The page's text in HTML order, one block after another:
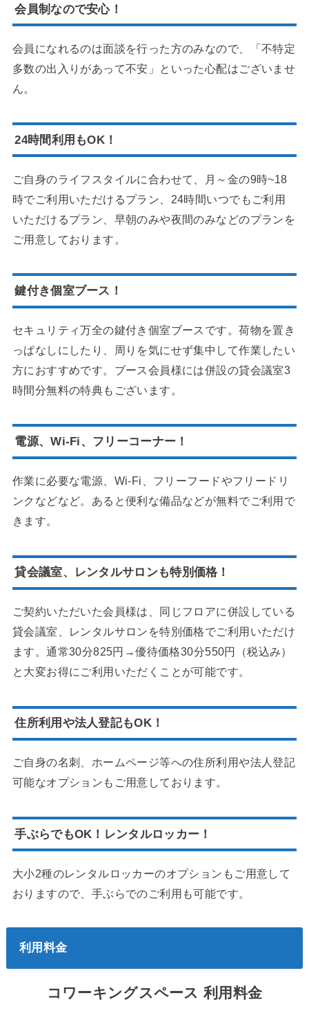
会員制なので安心！
会員になれるのは面談を行った方のみなので、「不特定
多数の出入りがあって不安」といった心配はございませ
ん。
24時間利用もOK！
ご自身のライフスタイルに合わせて、月～金の9時~18
時でご利用いただけるプラン、24時間いつでもご利用
いただけるプラン、早朝のみや夜間のみなどのプランを
ご用意しております。
鍵付き個室ブース！
セキュリティ万全の鍵付き個室ブースです。荷物を置き
っぱなしにしたり、周りを気にせず集中して作業したい
方におすすめです。ブース会員様には併設の貸会議室3
時間分無料の特典もございます。
電源、Wi-Fi、フリーコーナー！
作業に必要な電源、Wi-Fi、フリーフードやフリードリ
ンクなどなど。あると便利な備品などが無料でご利用で
きます。
貸会議室、レンタルサロンも特別価格！
ご契約いただいた会員様は、同じフロアに併設している
貸会議室、レンタルサロンを特別価格でご利用いただけ
ます。通常30分825円→優待価格30分550円（税込み）
と大変お得にご利用いただくことが可能です。
住所利用や法人登記もOK！
ご自身の名刺、ホームページ等への住所利用や法人登記
可能なオプションもご用意しております。
手ぶらでもOK！レンタルロッカー！
大小2種のレンタルロッカーのオプションもご用意して
おりますので、手ぶらでのご利用も可能です。
利用料金
コワーキングスペース 利用料金